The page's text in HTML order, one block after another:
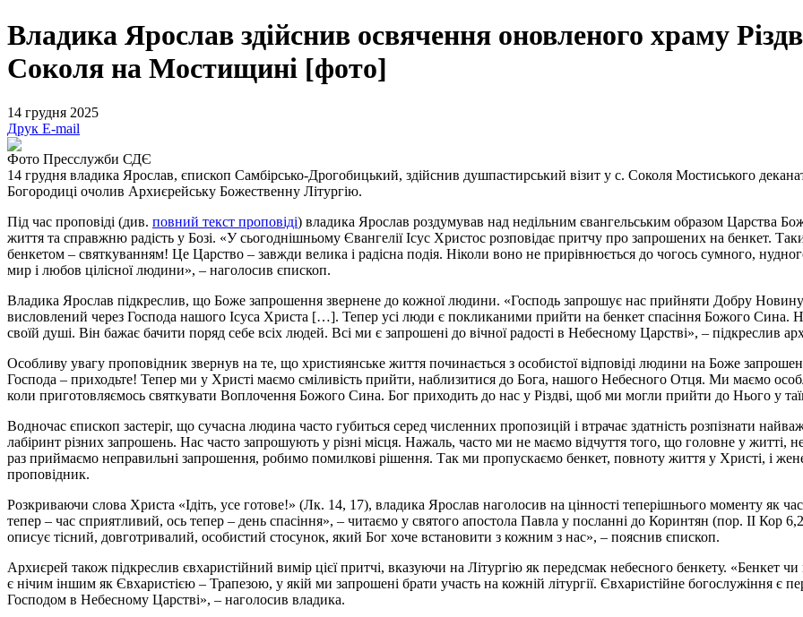
Владика Ярослав здійснив освячення оновленого храму
Соколя на Мостищині [фото]
14 грудня 2025
Друк E-mail
Фото Пресслужби СДЄ
14 грудня владика Ярослав, єпископ Самбірсько-Дрогобицький, здійснив душпастирський візит у с. Соколя Мостиського
Богородиці очолив Архиєрейську Божественну Літургію.
Під час проповіді (див. повний текст проповіді) владика Ярослав роздумував над недільним євангельським образом Царства
життя та справжню радість у Бозі. «У сьогоднішньому Євангелії Ісус Христос розповідає притчу про запрошених на бенкет.
бенкетом – святкуванням! Це Царство – завжди велика і радісна подія. Ніколи воно не прирівнюється до чогось сумного,
мир і любов цілісної людини», – наголосив єпископ.
Владика Ярослав підкреслив, що Боже запрошення звернене до кожної людини. «Господь запрошує нас прийняти Добру
висловлений через Господа нашого Ісуса Христа […]. Тепер усі люди є покликаними прийти на бенкет спасіння Божого
своїй душі. Він бажає бачити поряд себе всіх людей. Всі ми є запрошені до вічної радості в Небесному Царстві», – підкреслив
Особливу увагу проповідник звернув на те, що християнське життя починається з особистої відповіді людини на Боже
Господа – приходьте! Тепер ми у Христі маємо сміливість прийти, наблизитися до Бога, нашого Небесного Отця. Ми маємо
коли приготовляємось святкувати Воплочення Божого Сина. Бог приходить до нас у Різдві, щоб ми могли прийти до Нього у
Водночас єпископ застеріг, що сучасна людина часто губиться серед численних пропозицій і втрачає здатність розпізнати
лабіринт різних запрошень. Нас часто запрошують у різні місця. Нажаль, часто ми не маємо відчуття того, що головне у
раз приймаємо неправильні запрошення, робимо помилкові рішення. Так ми пропускаємо бенкет, повноту життя у Христі, і
проповідник.
Розкриваючи слова Христа «Ідіть, усе готове!» (Лк. 14, 17), владика Ярослав наголосив на цінності теперішнього моменту як
тепер – час сприятливий, ось тепер – день спасіння», – читаємо у святого апостола Павла у посланні до Коринтян (пор. ІІ
описує тісний, довготривалий, особистий стосунок, який Бог хоче встановити з кожним з нас», – пояснив єпископ.
Архиєрей також підкреслив євхаристійний вимір цієї притчі, вказуючи на Літургію як передсмак небесного бенкету. «Бенкет
є нічим іншим як Євхаристією – Трапезою, у якій ми запрошені брати участь на кожній літургії. Євхаристійне богослужіння є
Господом в Небесному Царстві», – наголосив владика.